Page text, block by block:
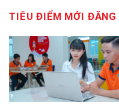
TIÊU ĐIỂM MỚI ĐĂNG